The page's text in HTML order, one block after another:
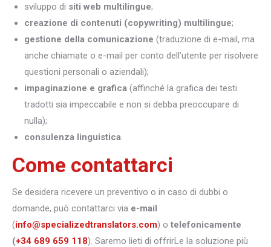
sviluppo di siti web multilingue;
creazione di contenuti (copywriting) multilingue;
gestione della comunicazione (traduzione di e-mail, ma
anche chiamate o e-mail per conto dell’utente per risolvere
questioni personali o aziendali);
impaginazione e grafica (affinché la grafica dei testi
tradotti sia impeccabile e non si debba preoccupare di
nulla);
consulenza linguistica.
Come contattarci
Se desidera ricevere un preventivo o in caso di dubbi o
domande, può contattarci via e-mail
(info@specializedtranslators.com) o telefonicamente
(+34 689 659 118). Saremo lieti di offrirLe la soluzione più